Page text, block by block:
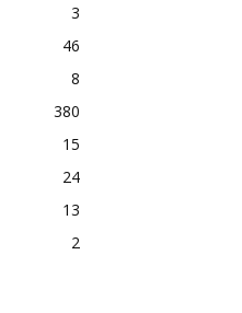
3
46
8
380
15
24
13
2